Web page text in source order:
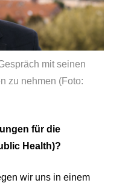
mit seinen
zu nehmen (Foto:
für die
Health)?
wir uns in einem